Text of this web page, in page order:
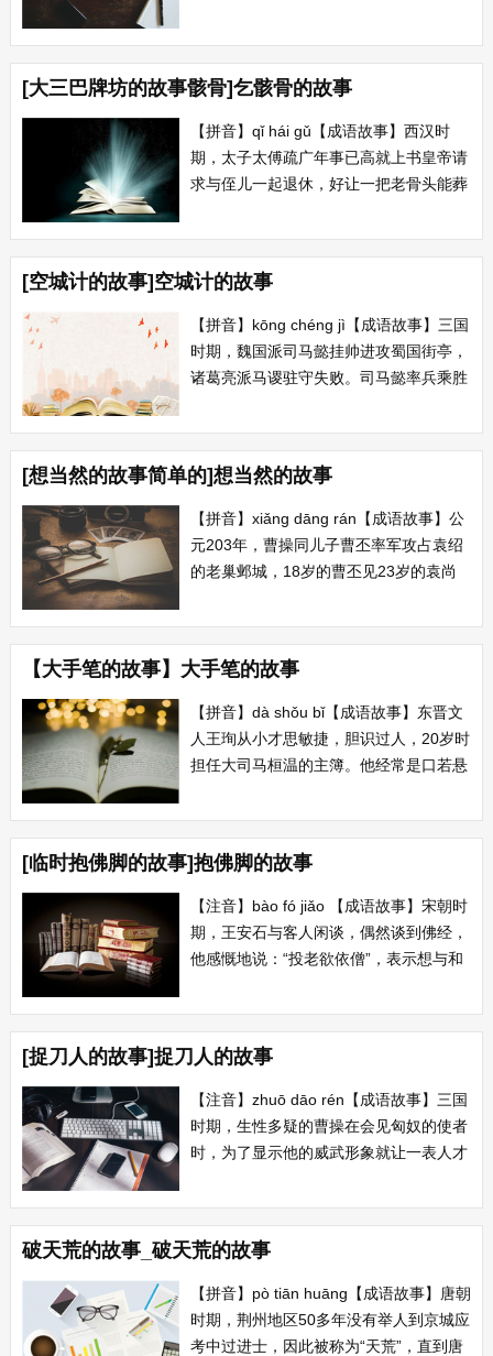
伯一上任就大肆宴请豪绅大姓，与他们交
朋友，待了解犯事的人藏身之处后立即下
令捕杀，定襄很快就安定了。 【典故】
畏其下车作威，吏民竦...
[大三巴牌坊的故事骸骨]乞骸骨的故事
【拼音】qǐ hái gǔ【成语故事】西汉时
期，太子太傅疏广年事已高就上书皇帝请
求与侄儿一起退休，好让一把老骨头能葬
公卿大夫在城外为他们饯行，因他们知足
不辱，功成身退，被人们尊为“贤大夫”。
【典故】充国乞骸骨，赐安车驷马。...
[空城计的故事]空城计的故事
【拼音】kōng chéng jì【成语故事】三国
时期，魏国派司马懿挂帅进攻蜀国街亭，
诸葛亮派马谡驻守失败。司马懿率兵乘胜
定，大开城门，自己在城楼上弹琴。司马
懿怀疑设有埋伏，引兵退去。等得知西城
是空城回去再战，赵云赶回解围。 【出
处】...
[想当然的故事简单的]想当然的故事
【拼音】xiǎng dāng rán【成语故事】公
元203年，曹操同儿子曹丕率军攻占袁绍
的老巢邺城，18岁的曹丕见23岁的袁尚
知道后就写信给曹操，运用当年周武王把
商纣王的宠妃妲己赏给周公的典故。曹操
不解，孔融说他根据现在推想过去的。
【出处】以今...
【大手笔的故事】大手笔的故事
【拼音】dà shǒu bǐ【成语故事】东晋文
人王珣从小才思敏捷，胆识过人，20岁时
担任大司马桓温的主簿。他经常是口若悬
梦，梦中有人送给他一支像椽子那样大的
笔，预感有大手笔的事情要做。第二天果
然被叫去为晋孝武帝写祭文。 【典故】
此当有大手笔事。...
[临时抱佛脚的故事]抱佛脚的故事
【注音】bào fó jiǎo 【成语故事】宋朝时
期，王安石与客人闲谈，偶然谈到佛经，
他感慨地说：“投老欲依僧”，表示想与和
王安石不悦，那人说古诗对谚语，如改成
对联则成为“老...
[捉刀人的故事]捉刀人的故事
【注音】zhuō dāo rén【成语故事】三国
时期，生性多疑的曹操在会见匈奴的使者
时，为了显示他的威武形象就让一表人才
着刀站在床头。会见完毕就命间谍问匈奴
使者对魏王的印象如何，匈奴使者说床头
捉刀人才是真正的英雄。 【出处】魏王
雅望非常，然床头捉刀...
破天荒的故事_破天荒的故事
【拼音】pò tiān huāng【成语故事】唐朝
时期，荆州地区50多年没有举人到京城应
考中过进士，因此被称为“天荒”，直到唐